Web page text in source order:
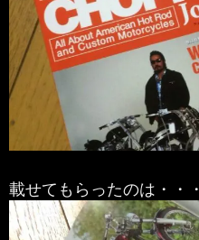
載せてもらったのは・・・